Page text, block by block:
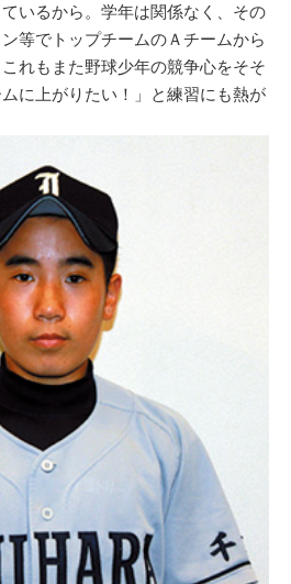
いるから。学年は関係なく、その
等でトップチームのＡチームから
れもまた野球少年の競争心をそそ
に上がりたい！」と練習にも熱が